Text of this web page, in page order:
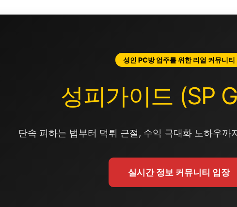
성인 PC방 업주를 위한 리얼 커뮤니티
성피가이드 (SP
단속 피하는 법부터 먹튀 근절, 수익 극대화 노하우까
실시간 정보 커뮤니티 입장